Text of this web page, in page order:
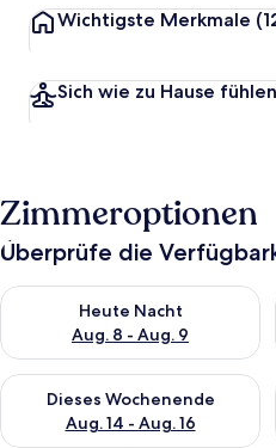
Wichtigste Merkmale
Sich wie zu Hause fühlen
Zimmeroptionen
Überprüfe die
Heute Nacht
Aug. 8 - Aug. 9
Überprüfe die Verfügbarkeit
Dieses Wochenende
Aug. 14 - Aug. 16
Überprüfe die Verfügbarkeit für